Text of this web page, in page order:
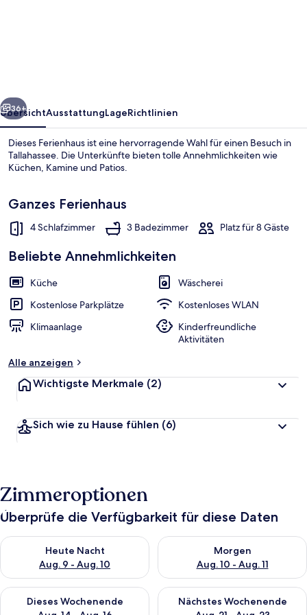
Tallahassee!
Ferienhaus (4 Bedrooms) |
Weiter
36+
ÜbersichtAusstattungLageRichtlinien
Dieses Ferienhaus ist eine hervorragende Wahl für einen Besuch in
Tallahassee. Die Unterkünfte bieten tolle Annehmlichkeiten wie
Küchen, Kamine und Patios.
Ganzes Ferienhaus
4 Schlafzimmer 3 Badezimmer Platz für 8 Gäste
Beliebte Annehmlichkeiten
Küche
Wäscherei
Kostenlose Parkplätze
Kostenloses WLAN
Klimaanlage
Kinderfreundliche
Aktivitäten
Alle anzeigen
Wichtigste Merkmale (2)
Sich wie zu Hause fühlen (6)
Zimmeroptionen
Überprüfe die Verfügbarkeit für diese Daten
Heute Nacht
Aug. 9 - Aug. 10
Überprüfe die Verfügbarkeit für heute Nacht, Aug. 9 - Aug.
Morgen
Aug. 10 - Aug. 11
Überprüfe die Verfügbarkeit
Dieses Wochenende
Überprüfe die Verfügbarkeit für dieses Wochenende, Aug. 14
Nächstes Wochenende
Überprüfe die Verfügbarkeit